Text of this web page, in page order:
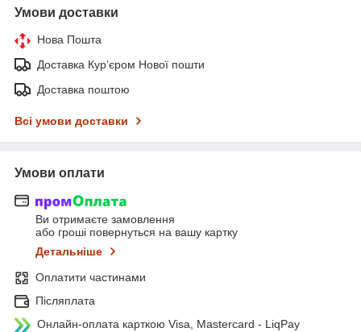
Умови доставки
Нова Пошта
Доставка Курʼєром Нової пошти
Доставка поштою
Всі умови доставки
Умови оплати
Ви отримаєте замовлення
або гроші повернуться на вашу картку
Детальніше
Оплатити частинами
Післяплата
Онлайн-оплата карткою Visa, Mastercard - LiqPay